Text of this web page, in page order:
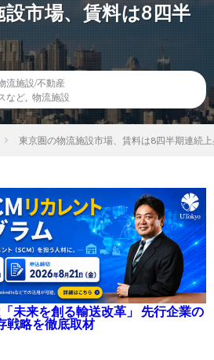
市場、賃料は8四半
流施設/不動産
など 物流施設
東京圏の物流施設市場、賃料は8四半期連続
未来を創る輸送改革」 先行企業の
戦略を徹底取材